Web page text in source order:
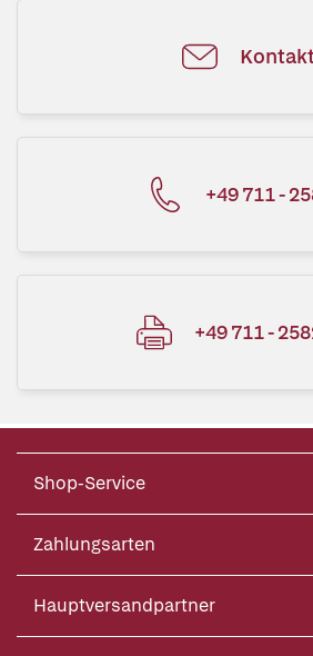
+49 711 -
+49 711 -
Shop-Service
Zahlungsarten
Hauptversandpartner